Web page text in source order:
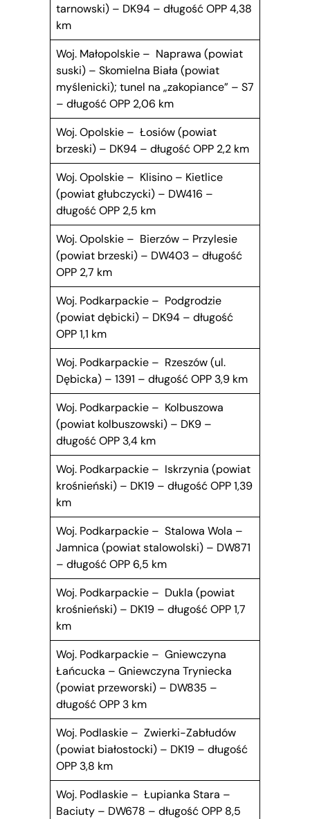
tarnowski) – DK94 – długość OPP 4,38
km
Woj. Małopolskie – Naprawa (powiat
suski) – Skomielna Biała (powiat
myślenicki); tunel na „zakopiance” – S7
– długość OPP 2,06 km
Woj. Opolskie – Łosiów (powiat
brzeski) – DK94 – długość OPP 2,2 km
Woj. Opolskie – Klisino – Kietlice
(powiat głubczycki) – DW416 –
długość OPP 2,5 km
Woj. Opolskie – Bierzów – Przylesie
(powiat brzeski) – DW403 – długość
OPP 2,7 km
Woj. Podkarpackie – Podgrodzie
(powiat dębicki) – DK94 – długość
OPP 1,1 km
Woj. Podkarpackie – Rzeszów (ul.
Dębicka) – 1391 – długość OPP 3,9 km
Woj. Podkarpackie – Kolbuszowa
(powiat kolbuszowski) – DK9 –
długość OPP 3,4 km
Woj. Podkarpackie – Iskrzynia (powiat
krośnieński) – DK19 – długość OPP 1,39
km
Woj. Podkarpackie – Stalowa Wola –
Jamnica (powiat stalowolski) – DW871
– długość OPP 6,5 km
Woj. Podkarpackie – Dukla (powiat
krośnieński) – DK19 – długość OPP 1,7
km
Woj. Podkarpackie – Gniewczyna
Łańcucka – Gniewczyna Tryniecka
(powiat przeworski) – DW835 –
długość OPP 3 km
Woj. Podlaskie – Zwierki-Zabłudów
(powiat białostocki) – DK19 – długość
OPP 3,8 km
Woj. Podlaskie – Łupianka Stara –
Baciuty – DW678 – długość OPP 8,5